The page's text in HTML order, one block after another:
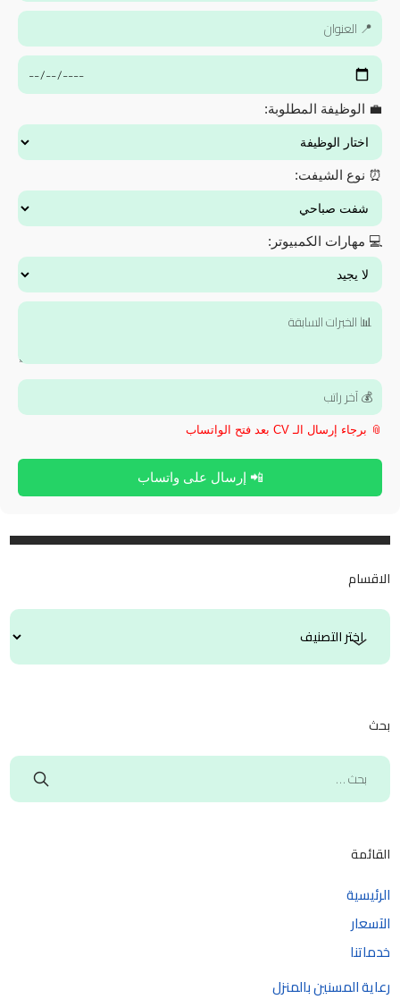
💼 الوظيفة المطلوبة:
⏰ نوع الشيفت:
💻 مهارات الكمبيوتر:
📎 برجاء إرسال الـ CV بعد فتح الواتساب
📲 إرسال على واتساب
الاقسام
بحث
القائمة
الرئيسية
الآسعار
خدماتنا
رعاية المسنين بالمنزل